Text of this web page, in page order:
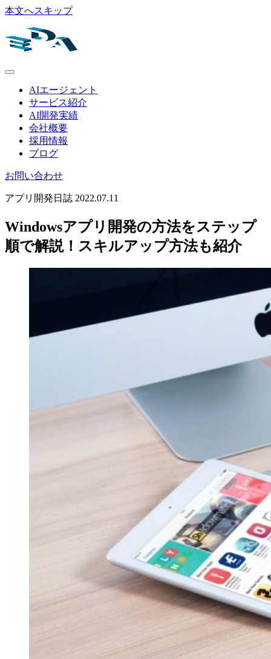
本文へスキップ
AIエージェント
サービス紹介
AI開発実績
会社概要
採用情報
ブログ
お問い合わせ
アプリ開発日誌 2022.07.11
Windowsアプリ開発の方法をステップ
順で解説！スキルアップ方法も紹介